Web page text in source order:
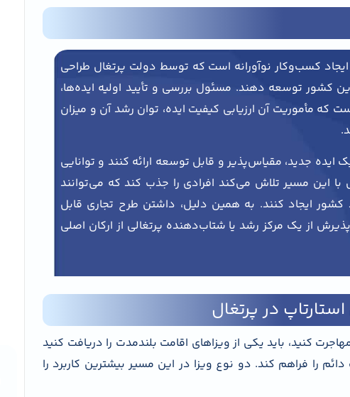
کسب‌وکار نوآورانه است که توسط دولت پرتغال طراحی
این کشور توسعه دهند. مسئول بررسی و تأیید اولیه ایده‌ها،
که مأموریت آن ارزیابی کیفیت ایده، توان رشد آن و میزان
جدید، مقیاس‌پذیر و قابل توسعه ارائه کنند و توانایی
با این مسیر تلاش می‌کند افرادی را جذب کند که می‌توانند
کشور ایجاد کنند. به همین دلیل، داشتن طرح تجاری قابل
از یک مرکز رشد یا شتاب‌دهنده پرتغالی از ارکان اصلی
در پرتغال
کنید، باید یکی از ویزاهای اقامت بلندمدت را دریافت کنید
را فراهم کند. دو نوع ویزا در این مسیر بیشترین کاربرد را